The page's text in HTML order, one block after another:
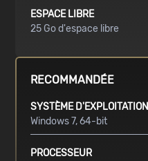
ESPACE LIBRE
25 Go d'espace libre
RECOMMANDÉE
SYSTÈME D'EXPLOITATION
Windows 7, 64-bit
PROCESSEUR